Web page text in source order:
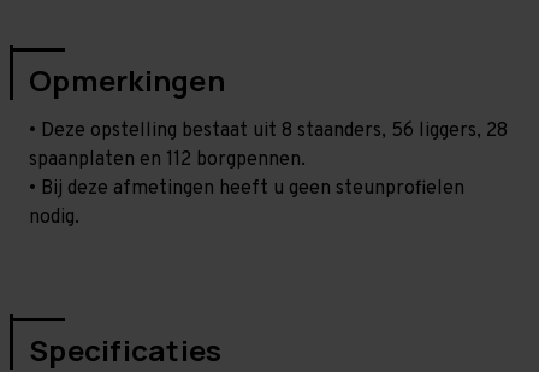
Opmerkingen
• Deze opstelling bestaat uit 8 staanders, 56 liggers, 28
spaanplaten en 112 borgpennen.
• Bij deze afmetingen heeft u geen steunprofielen
nodig.
Specificaties